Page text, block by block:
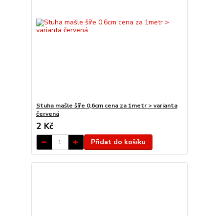
Stuha mašle šíře 0,6cm cena za 1metr > varianta
červená
2 Kč
Přidat do košíku